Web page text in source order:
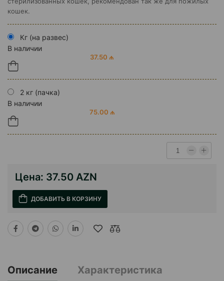
кошек.
Кг (на развес)
В наличии
37.50 ₼
2 кг (пачка)
В наличии
75.00 ₼
Цена: 37.50 AZN
ДОБАВИТЬ В КОРЗИНУ
Описание
Характеристика